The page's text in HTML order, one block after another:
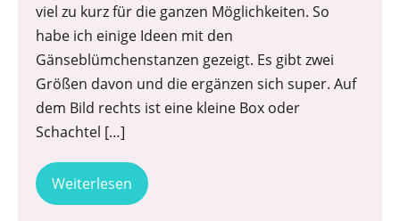
viel zu kurz für die ganzen Möglichkeiten. So
habe ich einige Ideen mit den
Gänseblümchenstanzen gezeigt. Es gibt zwei
Größen davon und die ergänzen sich super. Auf
dem Bild rechts ist eine kleine Box oder
Schachtel […]
Weiterlesen